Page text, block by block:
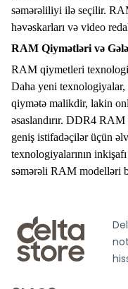
səmərəliliyi ilə seçilir.
həvəskarları və video
RAM Qiymətləri və
RAM qiymetleri
Daha yeni texnologiyalar,
qiymətə malikdir, lakin
əsaslandırır. DDR4 RAM
geniş istifadəçilər üçün
texnologiyalarının
səmərəli RAM modelləri